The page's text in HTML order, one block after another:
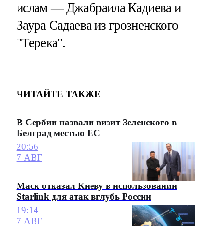
ислам — Джабраила Кадиева и
Заура Садаева из грозненского
"Терека".
ЧИТАЙТЕ ТАКЖЕ
В Сербии назвали визит Зеленского в
Белград местью ЕС
20:56
7 АВГ
Маск отказал Киеву в использовании
Starlink для атак вглубь России
19:14
7 АВГ